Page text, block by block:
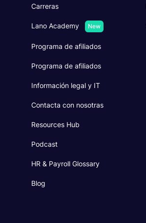
Carreras
Lano Academy New
Programa de afiliados
Programa de afiliados
Información legal y IT
Contacta con nosotras
Resources Hub
Podcast
HR & Payroll Glossary
Blog